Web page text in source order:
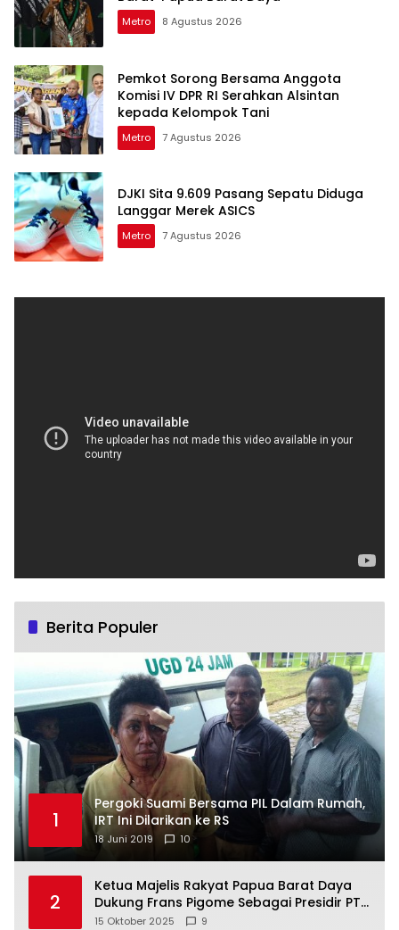
Metro 8 Agustus 2026
Pemkot Sorong Bersama Anggota
Komisi IV DPR RI Serahkan Alsintan
kepada Kelompok Tani
Metro 7 Agustus 2026
DJKI Sita 9.609 Pasang Sepatu Diduga
Langgar Merek ASICS
Metro 7 Agustus 2026
Berita Populer
1
Pergoki Suami Bersama PIL Dalam Rumah,
IRT Ini Dilarikan ke RS
18 Juni 2019 10
2
Ketua Majelis Rakyat Papua Barat Daya
Dukung Frans Pigome Sebagai Presidir PT
Freeport Indonesia
15 Oktober 2025 9